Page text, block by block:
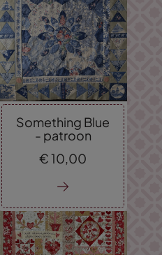
Something Blue
- patroon
€10,00